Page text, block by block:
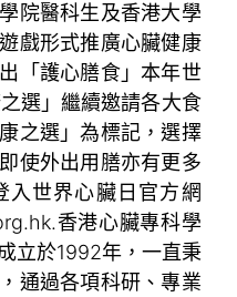
院醫科生及香港大學
戲形式推廣心臟健康
「護心膳食」本年世
選」繼續邀請各大食
之選」為標記，選擇
使外出用膳亦有更多
入世界心臟日官方網
香港心臟專科學
立於1992年，一直秉
通過各項科研、專業